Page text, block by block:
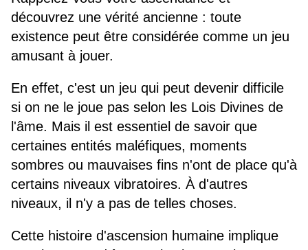
découvrez une vérité ancienne : toute
existence peut être considérée comme un jeu
amusant à jouer.
En effet, c'est un jeu qui peut devenir difficile
si on ne le joue pas selon les Lois Divines de
l'âme. Mais il est essentiel de savoir que
certaines entités maléfiques, moments
sombres ou mauvaises fins n'ont de place qu'à
certains niveaux vibratoires. À d'autres
niveaux, il n'y a pas de telles choses.
Cette histoire d'ascension humaine implique